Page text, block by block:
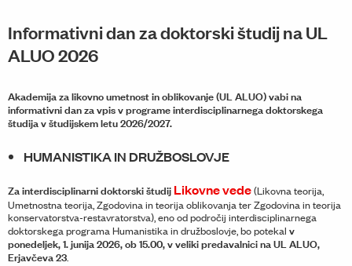
Informativni dan za doktorski študij na UL
ALUO 2026
Akademija za likovno umetnost in oblikovanje (UL ALUO) vabi na
informativni dan za vpis v programe interdisciplinarnega doktorskega
študija v študijskem letu 2026/2027.
HUMANISTIKA IN DRUŽBOSLOVJE
Za interdisciplinarni doktorski študij Likovne vede(Likovna teorija,
Umetnostna teorija, Zgodovina in teorija oblikovanja ter Zgodovina in teorija
konservatorstva-restavratorstva), eno od področij interdisciplinarnega
doktorskega programa Humanistika in družboslovje, bo potekal v
ponedeljek, 1. junija 2026, ob 15.00, v veliki predavalnici na UL ALUO,
Erjavčeva 23.